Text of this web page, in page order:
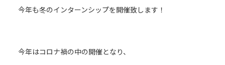
今年も冬のインターンシップを開催致します！
今年はコロナ禍の中の開催となり、